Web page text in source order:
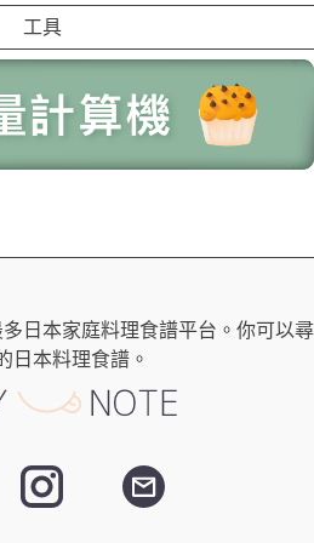
工具
日本家庭料理食譜平台。你可以尋
日本料理食譜。